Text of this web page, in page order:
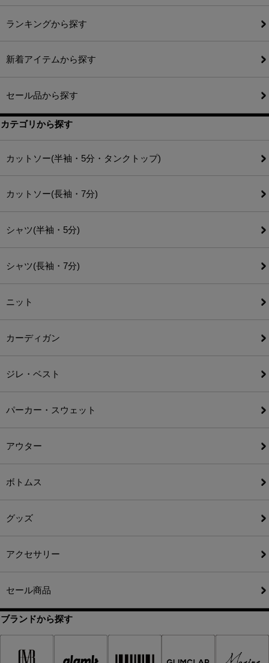
ランキングから探す
新着アイテムから探す
セール品から探す
カテゴリから探す
カットソー(半袖・5分・タンクトップ)
カットソー(長袖・7分)
シャツ(半袖・5分)
シャツ(長袖・7分)
ニット
カーディガン
ジレ・ベスト
パーカー・スウェット
アウター
ボトムス
グッズ
アクセサリー
セール商品
ブランドから探す